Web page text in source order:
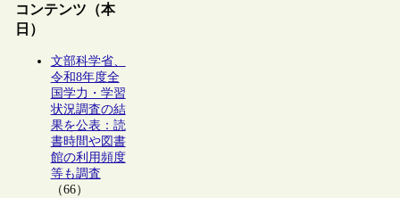
コンテンツ（本
日）
文部科学省、
令和8年度全
国学力・学習
状況調査の結
果を公表：読
書時間や図書
館の利用頻度
等も調査
（66）